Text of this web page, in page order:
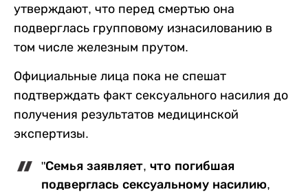
утверждают, что перед смертью она
подверглась групповому изнасилованию в
том числе железным прутом.
Официальные лица пока не спешат
подтверждать факт сексуального насилия до
получения результатов медицинской
экспертизы.
"Семья заявляет, что погибшая
подверглась сексуальному насилию,